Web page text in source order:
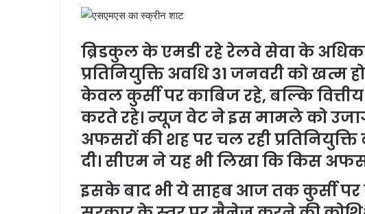
ब्रिडकुल के एमडी रहे रेलवे सेवा के
प्रतिनियुक्ति अवधि 31 जनवरी को खत्म
केवल कुर्सी पर काबिज रहे, बल्कि
करते रहे। न्यूज वेट ने इस मामले को
अफसरों की शह पर चल रही
दी। सीएम ने यह भी लिखा कि किस
इसके बाद भी ये साहब आज तक कुर्सी पर